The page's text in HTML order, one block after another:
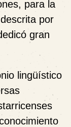
para la
por
gran
lingüístico